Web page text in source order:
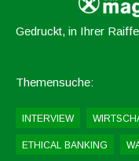
Gedruckt, in Ihrer
Themensuche:
INTERVIEW
ETHICAL BANKING